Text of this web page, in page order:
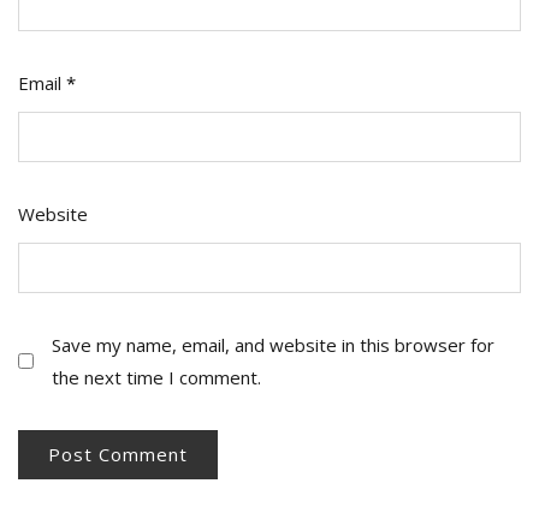
Email *
Website
Save my name, email, and website in this browser for
the next time I comment.